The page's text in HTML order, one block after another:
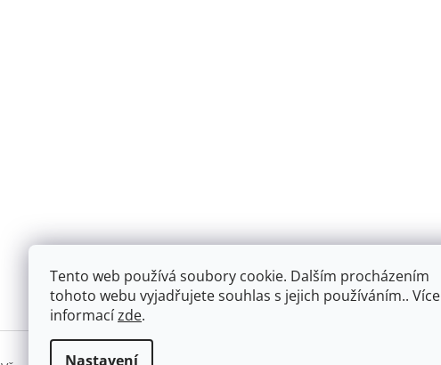
Tento web používá soubory cookie. Dalším procházením
tohoto webu vyjadřujete souhlas s jejich používáním.. Více
informacízde.
Nastavení
Záruka spokojenosti